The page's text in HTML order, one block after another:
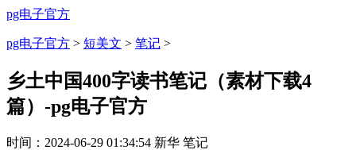
pg电子官方
pg电子官方 > 短美文 > 笔记 >
乡土中国400字读书笔记（素材下载4
篇）-pg电子官方
时间： 2024-06-29 01:34:54 新华 笔记